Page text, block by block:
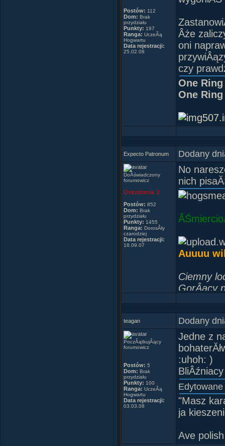
Postów: 112
Dom: Brak
przydziału
Punkty: 197
Ranga: UczeĂą
Hogwartu
Data rejestracji:
25.02.08
Âże
oni
czy
One
One
Expecto Patronum Dodany
DoÂświadczony
forumowicz
Ostrzeżenia: 2
Postów: 852
Dom: Brak
przydziału
Punkty: 1455
Ranga: DorosÂły
czarodziej
Data rejestracji:
18.09.07
No
nich
Auuuu
Ciemny
GorÂący
W oddali
teagan Dodany
PoczÂątkujÂący
forumowicz
Postów: 5
Dom: Brak
przydziału
Punkty: 100
Ranga: UczeĂą
Hogwartu
Data rejestracji:
03.03.08
Jedne z
:uhoh: )
"Masz
ja
Ave